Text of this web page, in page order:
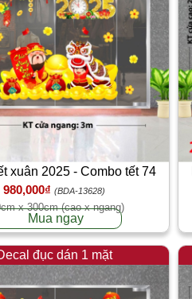
xuân 2025 - Combo tết 74
980,000₫ (BDA-13628)
x 300cm (cao x ngang)
Mua ngay
đục dán 1 mặt